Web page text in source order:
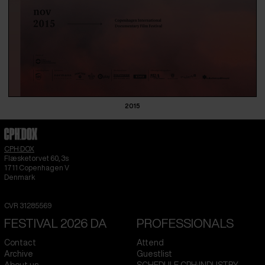
2015
CPH:DOX
Flæsketorvet 60, 3s
1711 Copenhagen V
Denmark
CVR 31285569
FESTIVAL 2026 DA
Contact
Archive
PROFESSIONALS
Attend
Guestlist